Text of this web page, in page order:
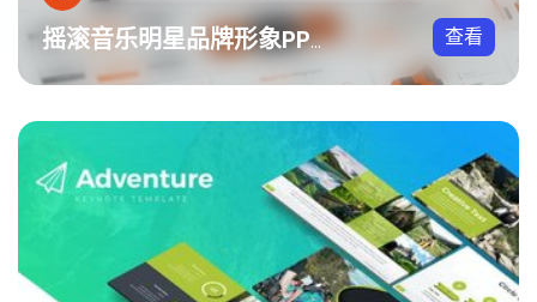
摇滚音乐明星品牌形象PPT模板 查看